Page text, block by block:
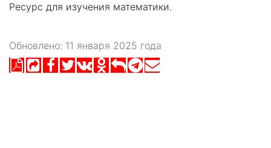
Ресурс для изучения математики.
Обновлено: 11 января 2025 года